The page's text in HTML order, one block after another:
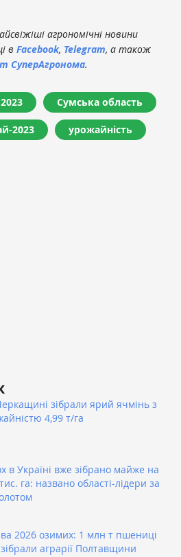
агрономічні новини
в Facebook, Telegram, а також
СуперАгронома.
Сумська область
2023 урожайність
зібрали ярий ячмінь з
4,99 т/га
в Україні вже зібрано майже на
га: названо області-лідери за
2026 озимих: 1 млн т пшениці
аграрії Полтавщини